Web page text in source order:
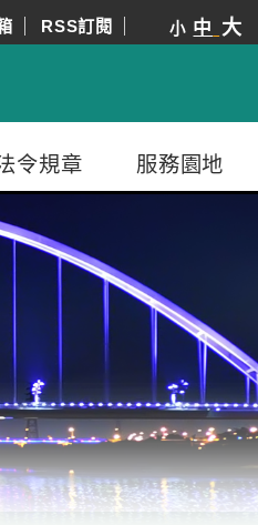
RSS訂閱 小 中 大
令規章 服務園地